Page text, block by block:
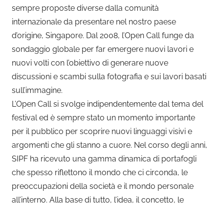
sempre proposte diverse dalla comunità
internazionale da presentare nel nostro paese
d’origine, Singapore. Dal 2008, l’Open Call funge da
sondaggio globale per far emergere nuovi lavori e
nuovi volti con l’obiettivo di generare nuove
discussioni e scambi sulla fotografia e sui lavori basati
sull’immagine.
L’Open Call si svolge indipendentemente dal tema del
festival ed è sempre stato un momento importante
per il pubblico per scoprire nuovi linguaggi visivi e
argomenti che gli stanno a cuore. Nel corso degli anni,
SIPF ha ricevuto una gamma dinamica di portafogli
che spesso riflettono il mondo che ci circonda, le
preoccupazioni della società e il mondo personale
all’interno. Alla base di tutto, l’idea, il concetto, le